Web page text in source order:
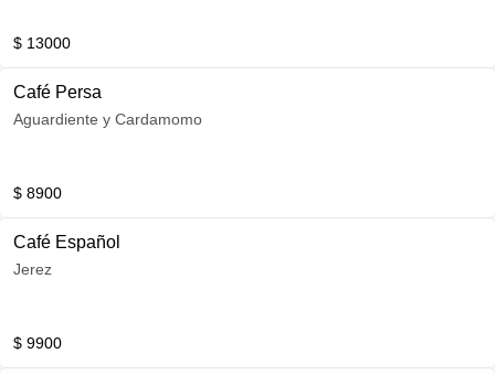
$ 13000
Café Persa
Aguardiente y Cardamomo
$ 8900
Café Español
Jerez
$ 9900